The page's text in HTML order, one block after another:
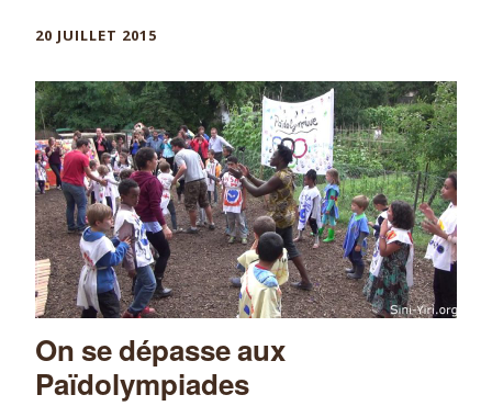
20 JUILLET 2015
On se dépasse aux
Païdolympiades